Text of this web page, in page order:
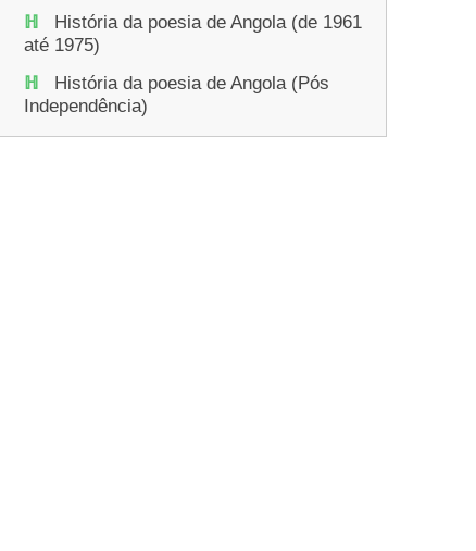
História da poesia de Angola (de 1961
até 1975)
História da poesia de Angola (Pós
Independência)